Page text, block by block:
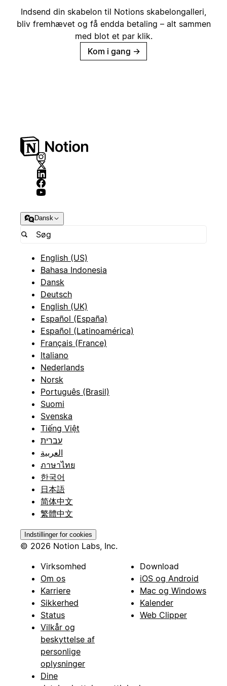
Indsend din skabelon til Notions skabelongalleri,
bliv fremhævet og få endda betaling – alt sammen
med blot et par klik.
Kom i gang →
Dansk
English (US)
Bahasa Indonesia
Dansk
Deutsch
English (UK)
Español (España)
Español (Latinoamérica)
Français (France)
Italiano
Nederlands
Norsk
Português (Brasil)
Suomi
Svenska
Tiếng Việt
עברית
العربية
ภาษาไทย
한국어
日本語
简体中文
繁體中文
Indstillinger for cookies
© 2026 Notion Labs, Inc.
Virksomhed
Om os
Karriere
Sikkerhed
Status
Vilkår og
beskyttelse af
personlige
oplysninger
Dine
Download
iOS og Android
Mac og Windows
Kalender
Web Clipper